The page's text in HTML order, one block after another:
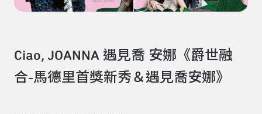
Ciao, JOANNA 遇見喬 安娜《爵世融
合-馬德里首獎新秀＆遇見喬安娜》